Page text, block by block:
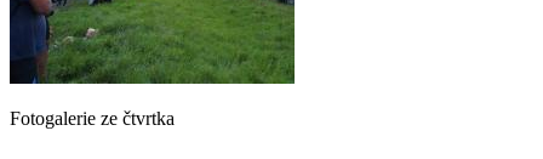
Fotogalerie ze čtvrtka